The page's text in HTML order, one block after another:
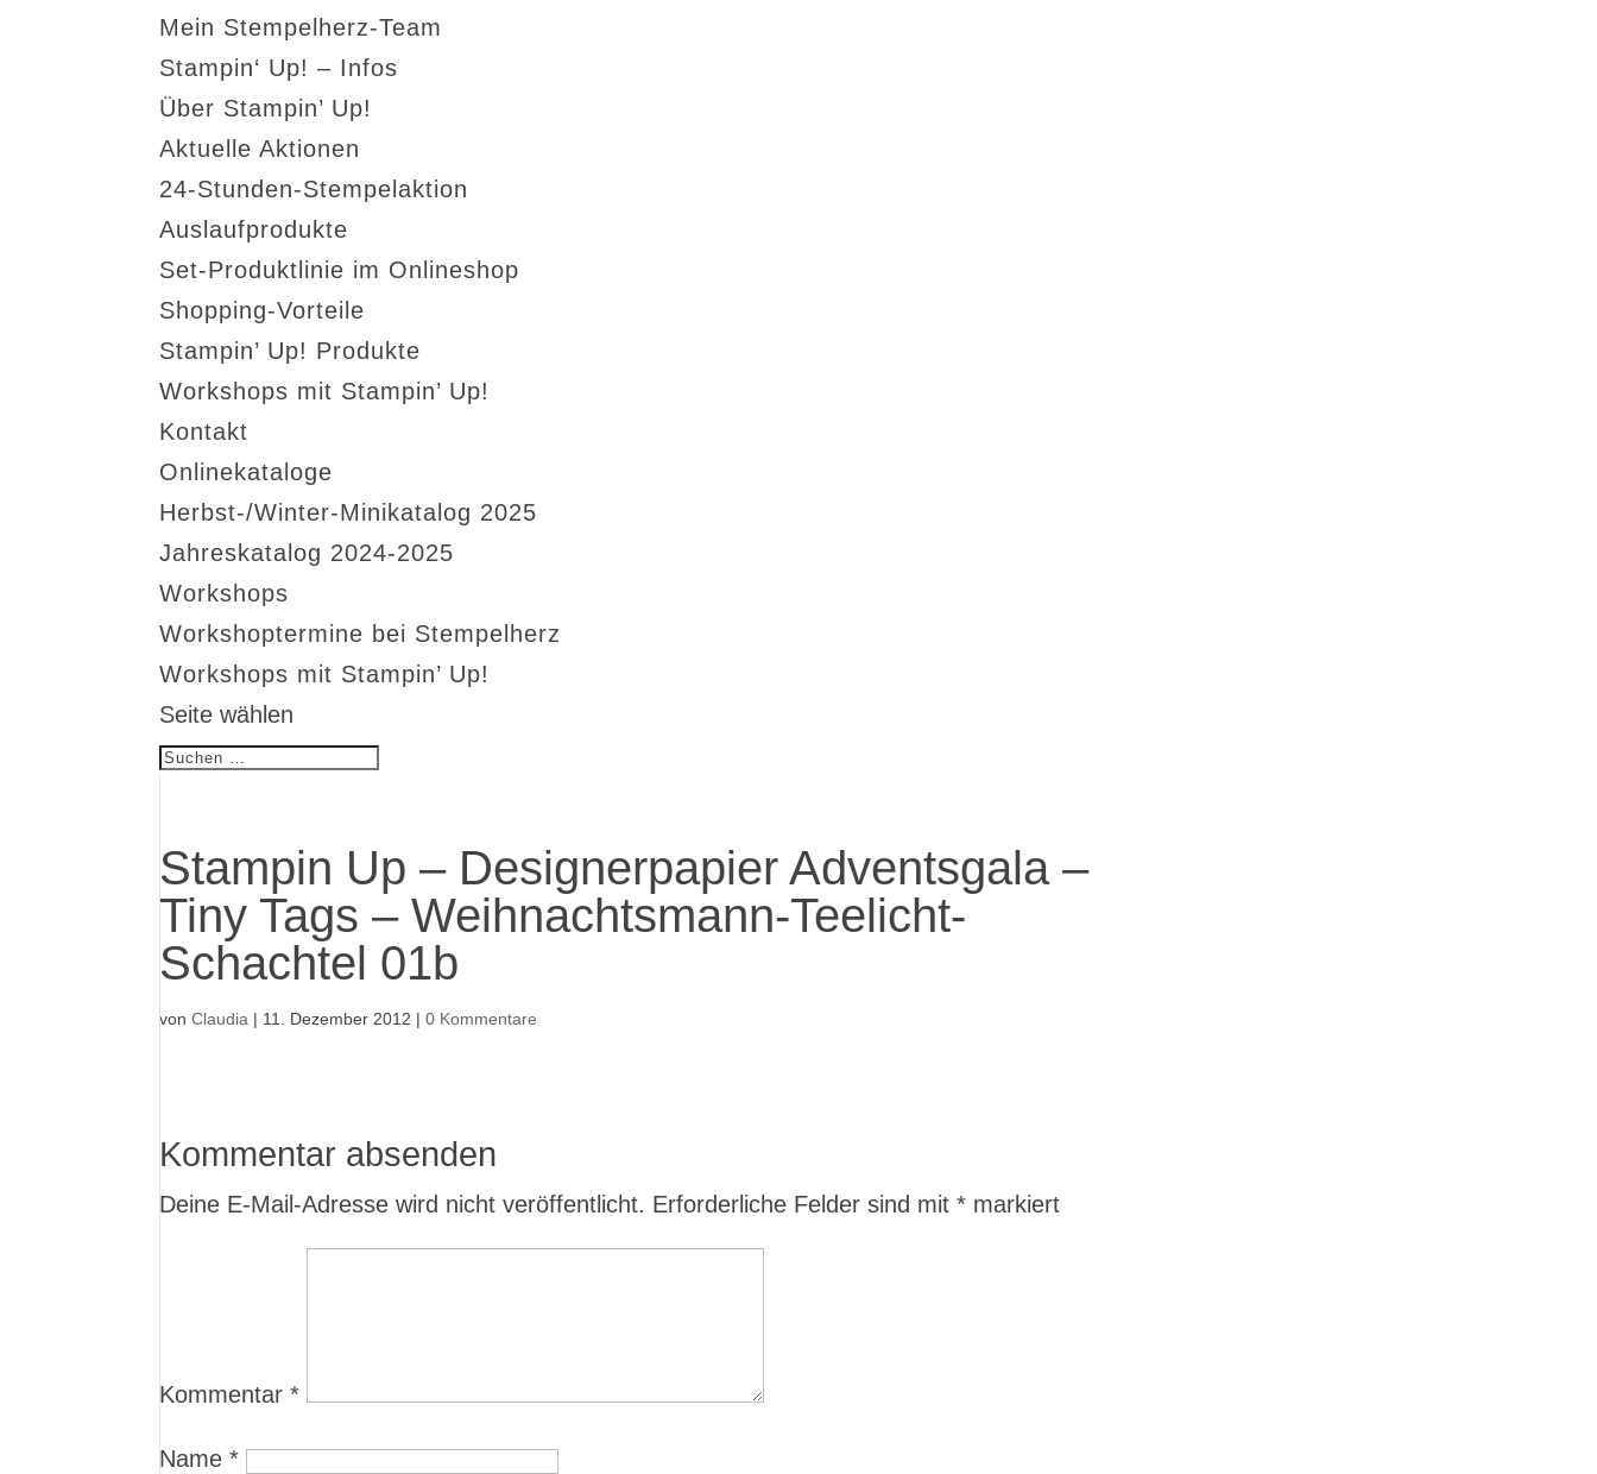
Mein Stempelherz-Team
Stampin‘ Up! – Infos
Über Stampin’ Up!
Aktuelle Aktionen
24-Stunden-Stempelaktion
Auslaufprodukte
Set-Produktlinie im Onlineshop
Shopping-Vorteile
Stampin’ Up! Produkte
Workshops mit Stampin’ Up!
Kontakt
Onlinekataloge
Herbst-/Winter-Minikatalog 2025
Jahreskatalog 2024-2025
Workshops
Workshoptermine bei Stempelherz
Workshops mit Stampin’ Up!
Seite wählen
Stampin Up – Designerpapier Adventsgala –
Tiny Tags – Weihnachtsmann-Teelicht-
Schachtel 01b
vonClaudia | 11. Dezember 2012 |0 Kommentare
Kommentar absenden
Deine E-Mail-Adresse wird nicht veröffentlicht. Erforderliche Felder sind mit* markiert
Kommentar*
Name*